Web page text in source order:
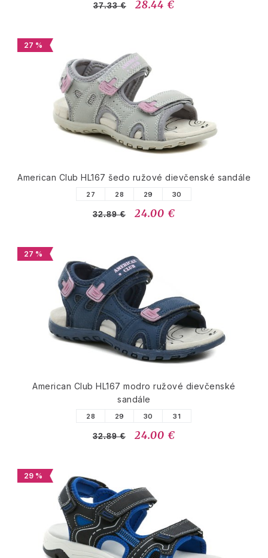
37.33 € 28.44 €
27 %
American Club HL167 šedo ružové dievčenské sandále
27 28 29 30
32.89 € 24.00 €
27 %
American Club HL167 modro ružové dievčenské
sandále
28 29 30 31
32.89 € 24.00 €
29 %